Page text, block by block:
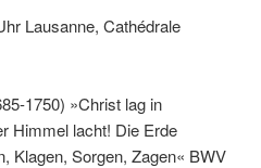
Lausanne, Cathédrale
1750) »Christ lag in
Himmel lacht! Die Erde
Klagen, Sorgen, Zagen« BWV